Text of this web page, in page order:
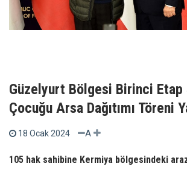
Güzelyurt Bölgesi Birinci Etap
Çocuğu Arsa Dağıtımı Töreni
18 Ocak 2024 A
105 hak sahibine Kermiya bölgesindeki